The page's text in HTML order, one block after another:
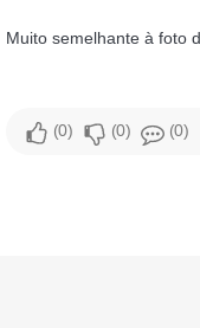
Muito semelhante à foto
0 0 0